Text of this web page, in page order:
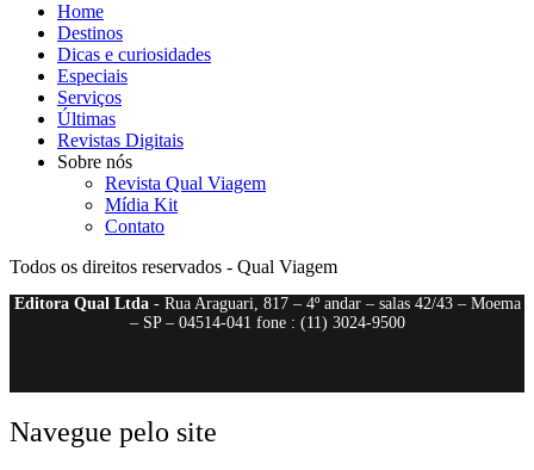
Home
Destinos
Dicas e curiosidades
Especiais
Serviços
Últimas
Revistas Digitais
Sobre nós
Revista Qual Viagem
Mídia Kit
Contato
Todos os direitos reservados - Qual Viagem
Editora Qual Ltda- Rua Araguari, 817 – 4º andar – salas 42/43 – Moema
– SP – 04514-041 fone : (11) 3024-9500
Navegue pelo site